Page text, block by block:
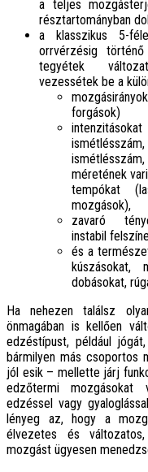
a teljes
résztartományban
a klasszikus 5-
orrvérzésig
tegyétek
vezessétek be a
forgások)
intenzitásokat
méretének
tempókat
mozgások),
zavaró
instabil
és a
kúszásokat,
dobásokat,
Ha nehezen találsz
önmagában is kellően
edzéstípust, például
bármilyen más csoportos
jól esik – mellette járj
edzőtermi mozgásokat
edzéssel vagy
lényeg az, hogy a
élvezetes és
mozgást ügyesen